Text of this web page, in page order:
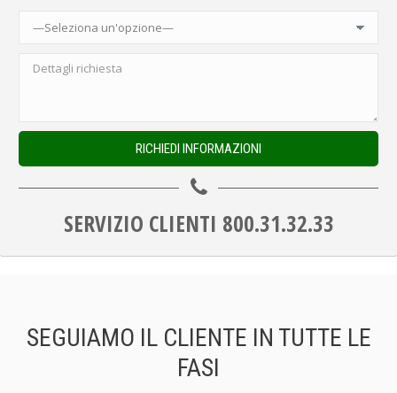
SERVIZIO CLIENTI 800.31.32.33
SEGUIAMO IL CLIENTE IN TUTTE LE
FASI